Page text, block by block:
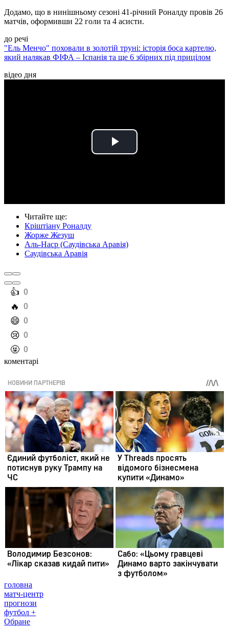
Додамо, що в нинішньому сезоні 41-річний Роналду провів 26
матчів, оформивши 22 голи та 4 асисти.
до речі
"Ель Менчо" поховали в золотій труні: історія боса картелю,
який налякав ФІФА – Іспанія та ще 6 збірних під прицілом
відео дня
Play
Читайте ще:
Кріштіану Роналду
Жорже Жезуш
Аль-Наср (Саудівська Аравія)
Саудівська Аравія
️👍 0
️🔥 0
️😄 0
️😢 0
️🤬 0
коментарі
головна
матч-центр
прогнози
футбол +
Обране